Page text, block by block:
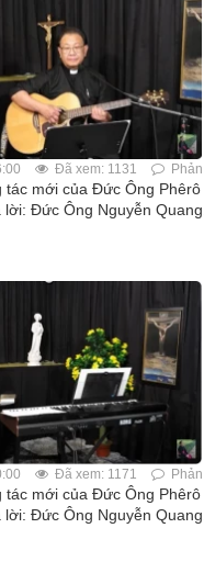
Đã xem: 1131
tác mới của Đức Ông Phêrô
lời: Đức Ông Nguyễn
Đã xem: 1171
tác mới của Đức Ông Phêrô
lời: Đức Ông Nguyễn